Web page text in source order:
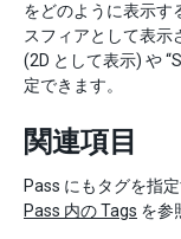
をどのように表示す
スフィアとして表示
(2D として表示) や
定できます。
関連項目
Pass にもタグを指
Pass 内の Tags を参